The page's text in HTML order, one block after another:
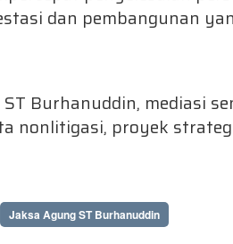
dan pembangunan
Burhanuddin, mediasi
nonlitigasi, proyek
Jaksa Agung ST Burhanuddin